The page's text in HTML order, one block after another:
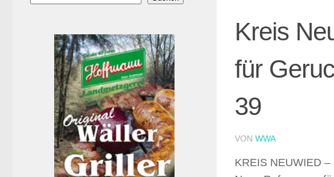
Kreis
für
39
VON WWA
KREIS NEUWIED